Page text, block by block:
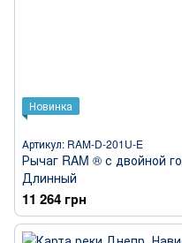
Новинка
Артикул: RAM-D-201U-E
Рычаг RAM ® с двойной
Длинный
11 264 грн